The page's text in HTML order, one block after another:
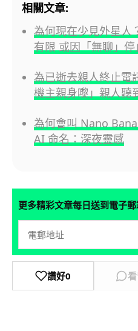
相關文章:
為何現在少見外星人
有限 或因「無聊」
為已逝去親人終止電
機主親身嚟」親人聽
為何會叫 Nano
AI 命名：深夜靈感
更多精彩文章每日送到電子
讚好0